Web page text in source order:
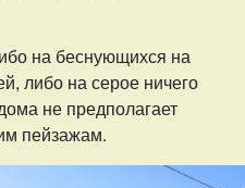
на беснующихся на
либо на серое ничего
не предполагает
пейзажам.